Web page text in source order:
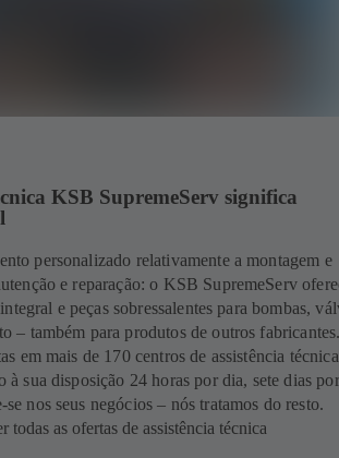
KSB SupremeServ significa
personalizado relativamente a montagem e
e reparação: o KSB SupremeServ
e peças sobressalentes para bombas,
– também para produtos de outros
em mais de 170 centros de assistência
à sua disposição 24 horas por dia, sete dias por
se nos seus negócios – nós tratamos do resto.
todas as ofertas de assistência técnica